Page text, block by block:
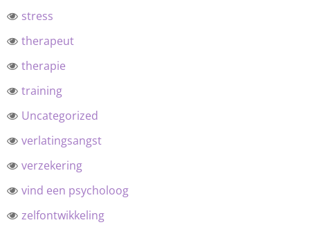
stress
therapeut
therapie
training
Uncategorized
verlatingsangst
verzekering
vind een psycholoog
zelfontwikkeling